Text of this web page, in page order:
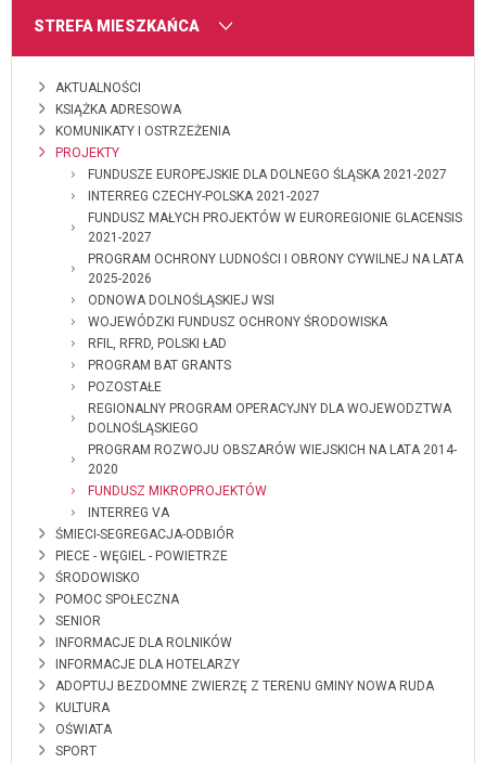
MENU
STREFA MIESZKAŃCA
AKTUALNOŚCI
KSIĄŻKA ADRESOWA
KOMUNIKATY I OSTRZEŻENIA
PROJEKTY
FUNDUSZE EUROPEJSKIE DLA DOLNEGO ŚLĄSKA 2021-2027
INTERREG CZECHY-POLSKA 2021-2027
FUNDUSZ MAŁYCH PROJEKTÓW W EUROREGIONIE GLACENSIS
2021-2027
PROGRAM OCHRONY LUDNOŚCI I OBRONY CYWILNEJ NA LATA
2025-2026
ODNOWA DOLNOŚLĄSKIEJ WSI
WOJEWÓDZKI FUNDUSZ OCHRONY ŚRODOWISKA
RFIL, RFRD, POLSKI ŁAD
PROGRAM BAT GRANTS
POZOSTAŁE
REGIONALNY PROGRAM OPERACYJNY DLA WOJEWODZTWA
DOLNOŚLĄSKIEGO
PROGRAM ROZWOJU OBSZARÓW WIEJSKICH NA LATA 2014-
2020
FUNDUSZ MIKROPROJEKTÓW
INTERREG VA
ŚMIECI-SEGREGACJA-ODBIÓR
PIECE - WĘGIEL - POWIETRZE
ŚRODOWISKO
POMOC SPOŁECZNA
SENIOR
INFORMACJE DLA ROLNIKÓW
INFORMACJE DLA HOTELARZY
ADOPTUJ BEZDOMNE ZWIERZĘ Z TERENU GMINY NOWA RUDA
KULTURA
OŚWIATA
SPORT